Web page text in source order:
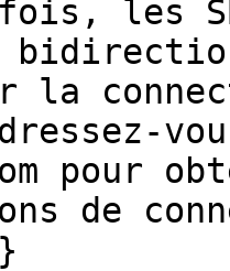
les
la
pour
de